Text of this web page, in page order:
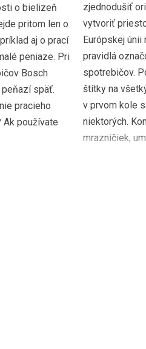
o bielizeň
pritom len o
aj o prací
peniaze. Pri
Bosch
späť.
pracieho
používate
zjednodušiť
vytvoriť
Európskej únii
pravidlá
spotrebičov.
štítky na
v prvom kole
niektorých.
mrazničiek,